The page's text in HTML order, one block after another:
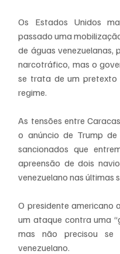
Os Estados Unidos
passado uma
de águas
narcotráfico, mas o
se trata de um pretexto
regime.
As tensões entre
o anúncio de Trump
sancionados que
apreensão de dois
venezuelano nas últimas
O presidente americano
um ataque contra uma
mas não precisou se
venezuelano.